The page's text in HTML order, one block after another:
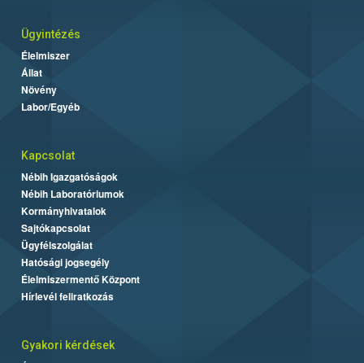
Ügyintézés
Élelmiszer
Állat
Növény
Labor/Egyéb
Kapcsolat
Nébih Igazgatóságok
Nébih Laboratóriumok
Kormányhivatalok
Sajtókapcsolat
Ügyfélszolgálat
Hatósági jogsegély
Élelmiszermentő Központ
Hírlevél feliratkozás
Gyakori kérdések